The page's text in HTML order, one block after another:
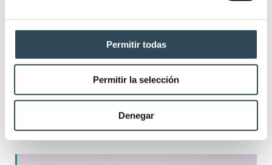
Permitir todas
Permitir la selección
Denegar